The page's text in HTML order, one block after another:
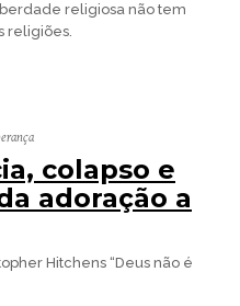
religiosa não tem
religiões.
colapso e
adoração a
Hitchens “Deus não é